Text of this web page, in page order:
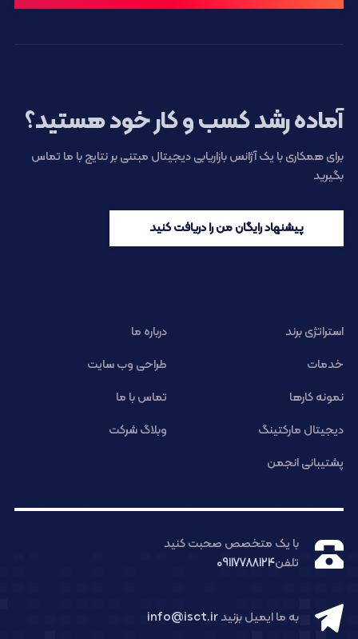
آماده رشد کسب و کار خود هستید؟
برای همکاری با یک آژانس بازاریابی دیجیتال مبتنی بر نتایج با ما تماس
بگیرید
پیشنهاد رایگان من را دریافت کنید
استراتژی برند
درباره ما
خدمات
طراحی وب سایت
نمونه کارها
تماس با ما
دیجیتال مارکتینگ
وبلاگ شرکت
پشتیبانی انجمن
با یک متخصص صحبت کنید
تلفن09117788124
به ما ایمیل بزنیدinfo@isct.ir